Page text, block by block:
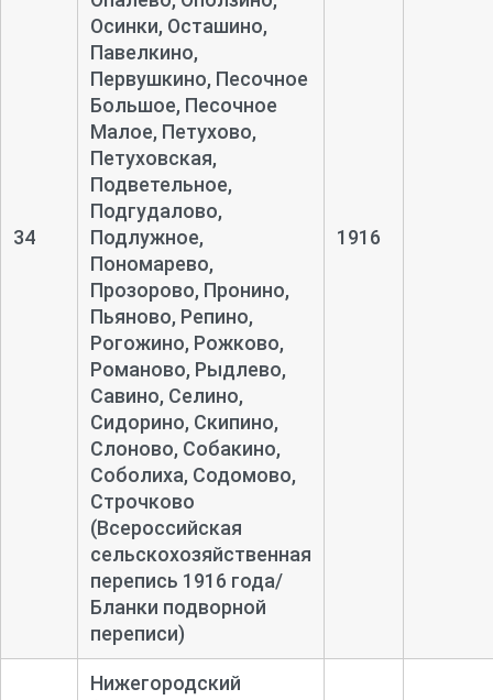
34
Осинки, Осташино,
Павелкино,
Первушкино, Песочное
Большое, Песочное
Малое, Петухово,
Петуховская,
Подветельное,
Подгудалово,
Подлужное,
Пономарево,
Прозорово, Пронино,
Пьяново, Репино,
Рогожино, Рожково,
Романово, Рыдлево,
Савино, Селино,
Сидорино, Скипино,
Слоново, Собакино,
Соболиха, Содомово,
Строчково
(Всероссийская
сельскохозяйственная
перепись 1916 года/
Бланки подворной
переписи)
1916
Нижегородский